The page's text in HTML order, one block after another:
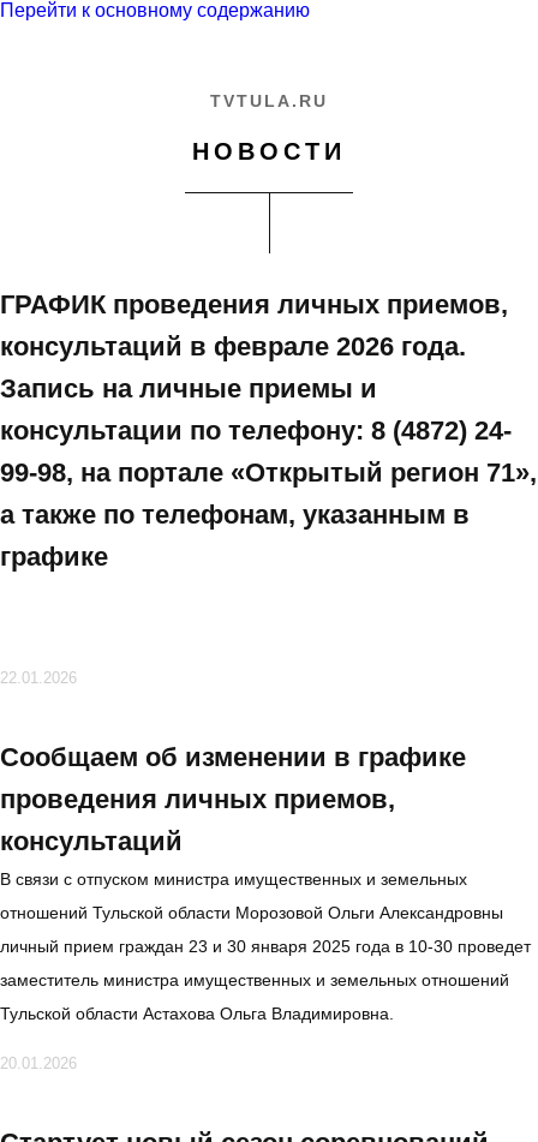
Перейти к основному содержанию
TVTULA.RU
НОВОСТИ
ГРАФИК проведения личных приемов,
консультаций в феврале 2026 года.
Запись на личные приемы и
консультации по телефону: 8 (4872) 24-
99-98, на портале «Открытый регион 71»,
а также по телефонам, указанным в
графике
22.01.2026
Сообщаем об изменении в графике
проведения личных приемов,
консультаций
В связи с отпуском министра имущественных и земельных
отношений Тульской области Морозовой Ольги Александровны
личный прием граждан 23 и 30 января 2025 года в 10-30 проведет
заместитель министра имущественных и земельных отношений
Тульской области Астахова Ольга Владимировна.
20.01.2026